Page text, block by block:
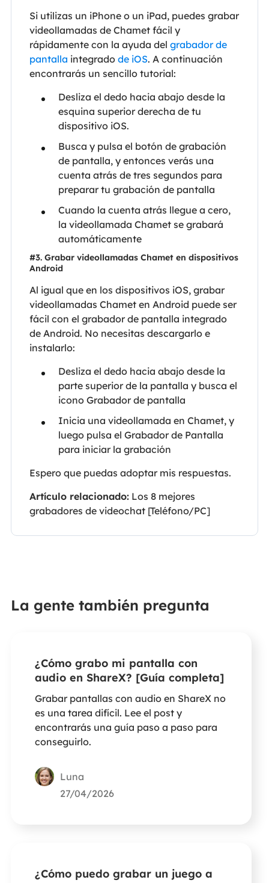
Si utilizas un iPhone o un iPad, puedes grabar
videollamadas de Chamet fácil y
rápidamente con la ayuda del grabador de
pantalla integrado de iOS. A continuación
encontrarás un sencillo tutorial:
Desliza el dedo hacia abajo desde la
esquina superior derecha de tu
dispositivo iOS.
Busca y pulsa el botón de grabación
de pantalla, y entonces verás una
cuenta atrás de tres segundos para
preparar tu grabación de pantalla
Cuando la cuenta atrás llegue a cero,
la videollamada Chamet se grabará
automáticamente
#3. Grabar videollamadas Chamet en dispositivos
Android
Al igual que en los dispositivos iOS, grabar
videollamadas Chamet en Android puede ser
fácil con el grabador de pantalla integrado
de Android. No necesitas descargarlo e
instalarlo:
Desliza el dedo hacia abajo desde la
parte superior de la pantalla y busca el
icono Grabador de pantalla
Inicia una videollamada en Chamet, y
luego pulsa el Grabador de Pantalla
para iniciar la grabación
Espero que puedas adoptar mis respuestas.
Artículo relacionado:Los 8 mejores
grabadores de videochat [Teléfono/PC]
La gente también pregunta
¿Cómo grabo mi pantalla con
audio en ShareX? [Guía completa]
Grabar pantallas con audio en ShareX no
es una tarea difícil. Lee el post y
encontrarás una guía paso a paso para
conseguirlo.
Luna
27/04/2026
¿Cómo puedo grabar un juego a